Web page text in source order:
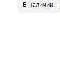
В наличии: